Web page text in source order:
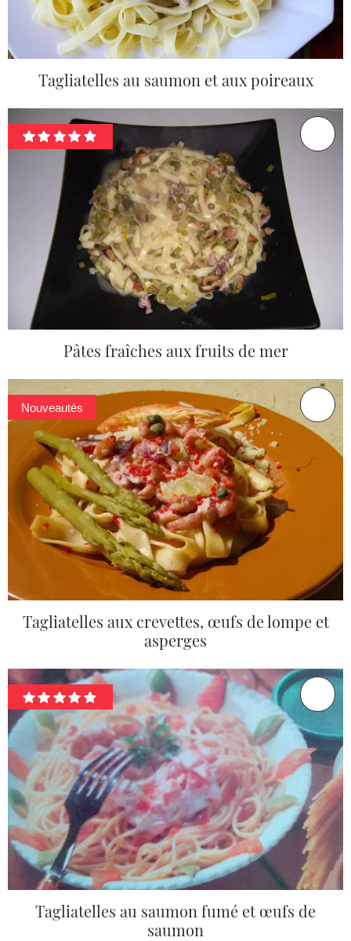
Tagliatelles au saumon et aux poireaux
Pâtes fraîches aux fruits de mer
Nouveautés
Tagliatelles aux crevettes, œufs de lompe et
asperges
Tagliatelles au saumon fumé et œufs de
saumon